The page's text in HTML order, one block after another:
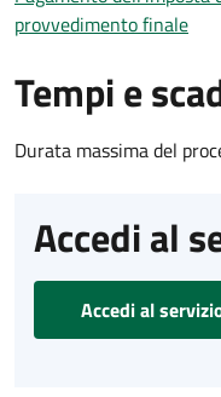
provvedimento finale
Tempi e
Durata massima del
Accedi al
Accedi al